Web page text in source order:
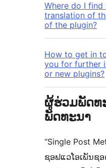
Where do I find
translation of
of the plugin?
How to get in
you for further
or new plugins?
ຜູ້ຮ່ວມພັດທ
ພັດທະນາ
“Single Post
ຊອຟແວໂອເພັນຊອ